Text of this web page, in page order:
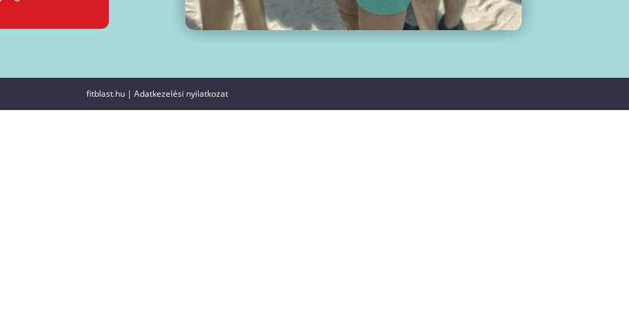
fitblast.hu| Adatkezelési nyilatkozat